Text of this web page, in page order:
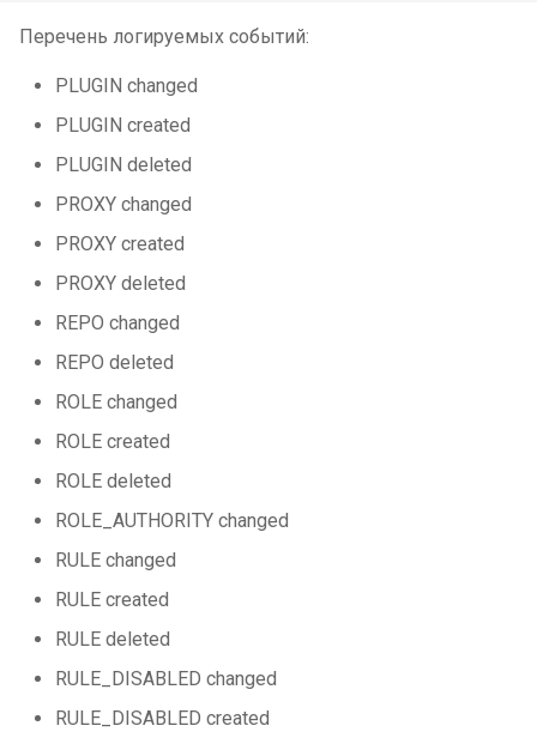
Перечень логируемых событий:
PLUGIN changed
PLUGIN created
PLUGIN deleted
PROXY changed
PROXY created
PROXY deleted
REPO changed
REPO deleted
ROLE changed
ROLE created
ROLE deleted
ROLE_AUTHORITY changed
RULE changed
RULE created
RULE deleted
RULE_DISABLED changed
RULE_DISABLED created